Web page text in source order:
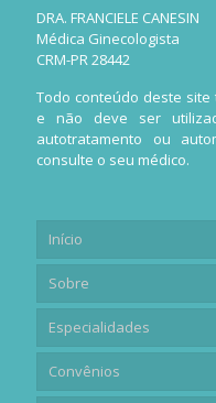
DRA. FRANCIELE CANESIN
Médica Ginecologista
CRM-PR 28442
Todo conteúdo deste
e não deve ser
autotratamento ou
consulte o seu médico.
Início
Sobre
Especialidades
Convênios